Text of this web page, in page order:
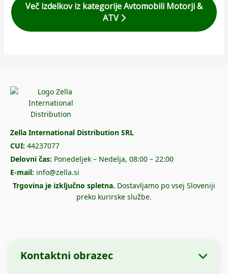
Več izdelkov iz kategorije Avtomobili Motorji &
ATV
Zella International Distribution SRL
CUI: 44237077
Delovni čas: Ponedeljek – Nedelja, 08:00 – 22:00
E-mail: info@zella.si
Trgovina je izključno spletna. Dostavljamo po vsej Sloveniji
preko kurirske službe.
Kontaktni obrazec